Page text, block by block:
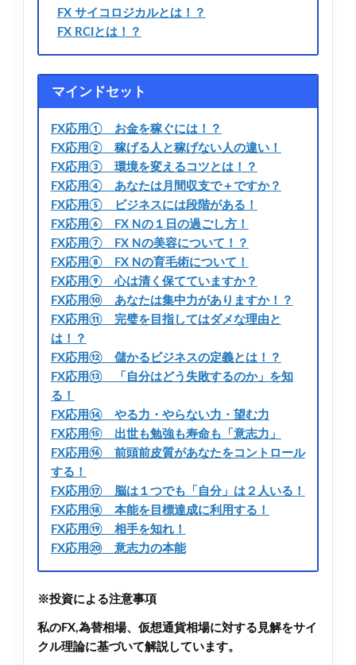
FX サイコロジカルとは！？
FX RCIとは！？
マインドセット
FX応用① お金を稼ぐには！？
FX応用② 稼げる人と稼げない人の違い！
FX応用③ 環境を変えるコツとは！？
FX応用④ あなたは月間収支で＋ですか？
FX応用⑤ ビジネスには段階がある！
FX応用⑥ FX Nの１日の過ごし方！
FX応用⑦ FX Nの美容について！？
FX応用⑧ FX Nの育毛術について！
FX応用⑨ 心は清く保てていますか？
FX応用⑩ あなたは集中力がありますか！？
FX応用⑪ 完璧を目指してはダメな理由と
は！？
FX応用⑫ 儲かるビジネスの定義とは！？
FX応用⑬ 「自分はどう失敗するのか」を知
る！
FX応用⑭ やる力・やらない力・望む力
FX応用⑮ 出世も勉強も寿命も「意志力」
FX応用⑯ 前頭前皮質があなたをコントロール
する！
FX応用⑰ 脳は１つでも「自分」は２人いる！
FX応用⑱ 本能を目標達成に利用する！
FX応用⑲ 相手を知れ！
FX応用⑳ 意志力の本能
※投資による注意事項
私のFX,為替相場、仮想通貨相場に対する見解をサイ
クル理論に基づいて解説しています。